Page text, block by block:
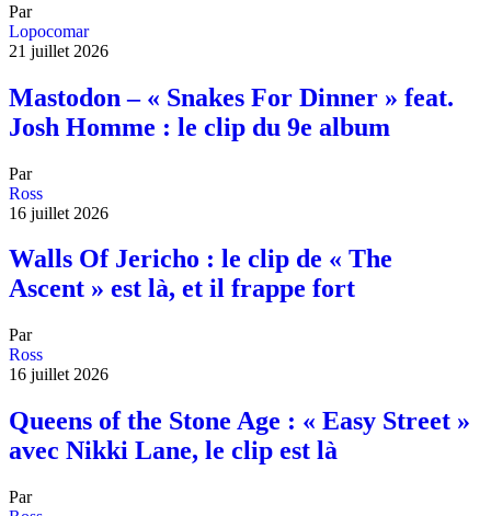
Par
Lopocomar
21 juillet 2026
Mastodon – « Snakes For Dinner » feat.
Josh Homme : le clip du 9e album
Par
Ross
16 juillet 2026
Walls Of Jericho : le clip de « The
Ascent » est là, et il frappe fort
Par
Ross
16 juillet 2026
Queens of the Stone Age : « Easy Street »
avec Nikki Lane, le clip est là
Par